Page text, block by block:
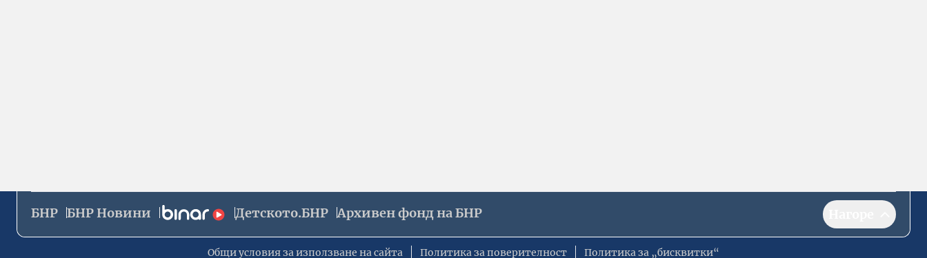
БНР БНР Новини Детското.БНР Архивен фонд на БНР
Общи условия за използване на сайта Политика за поверителност Политика за „бисквитки“